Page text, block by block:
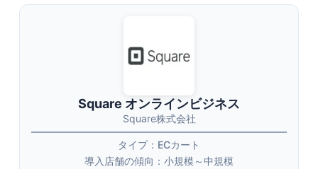
Square オンラインビジネス
Square株式会社
タイプ：ECカート
導入店舗の傾向：小規模～中規模